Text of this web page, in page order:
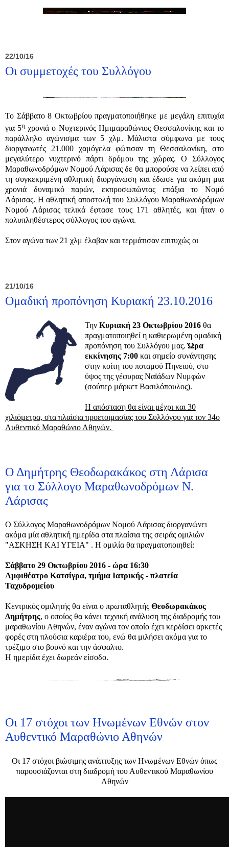
22/10/16
Οι συμμετοχές του Συλλόγου
Το Σάββατο 8 Οκτωβρίου πραγματοποιήθηκε με μεγάλη επιτυχία
για 5η χρονιά ο Νυχτερινός Ημιμαραθώνιος Θεσσαλονίκης και το
παράλληλο αγώνισμα των 5 χλμ. Μάλιστα σύμφωνα με τους
διοργανωτές 21.000 χαμόγελα φώτισαν τη Θεσσαλονίκη, στο
μεγαλύτερο νυχτερινό πάρτι δρόμου της χώρας. Ο Σύλλογος
Μαραθωνοδρόμων Νομού Λάρισας δε θα μπορούσε να λείπει από
τη συγκεκριμένη αθλητική διοργάνωση και έδωσε για ακόμη μια
χρονιά δυναμικό παρών, εκπροσωπώντας επάξια το Νομό
Λάρισας. Η αθλητική αποστολή του Συλλόγου Μαραθωνοδρόμων
Νομού Λάρισας τελικά έφτασε τους 171 αθλητές, και ήταν ο
πολυπληθέστερος σύλλογος του αγώνα.
Στον αγώνα των 21 χλμ έλαβαν και τερμάτισαν επιτυχώς οι
21/10/16
Ομαδική προπόνηση Κυριακή 23.10.2016
Την Κυριακή 23 Οκτωβρίου 2016θα
πραγματοποιηθεί η καθιερωμένη ομαδική
προπόνηση του Συλλόγου μας.Ώρα
εκκίνησης 7:00και σημείο συνάντησης
στην κοίτη του ποταμού Πηνειού, στο
ύψος της γέφυρας Ναϊάδων Νυμφών
(σούπερ μάρκετ Βασιλόπουλος).
Η απόσταση θα είναι μέχρι και 30
χιλιόμετρα, στα πλαίσια προετοιμασίας του Συλλόγου για τον 34ο
Αυθεντικό Μαραθώνιο Αθηνών.
Ο Δημήτρης Θεοδωρακάκος στη Λάρισα
για το Σύλλογο Μαραθωνοδρόμων Ν.
Λάρισας
Ο Σύλλογος Μαραθωνοδρόμων Νομού Λάρισας διοργανώνει
ακόμα μία αθλητική ημερίδα στα πλαίσια της σειράς ομιλιών
"ΑΣΚΗΣΗ ΚΑΙ ΥΓΕΙΑ" . Η ομιλία θα πραγματοποιηθεί:
Σάββατο 29 Οκτωβρίου 2016 - ώρα 16:30
Αμφιθέατρο Κατσίγρα, τμήμα Ιατρικής - πλατεία
Ταχυδρομείου
Κεντρικός ομιλητής θα είναι ο πρωταθλητής Θεοδωρακάκος
Δημήτρης, ο οποίος θα κάνει τεχνική ανάλυση της διαδρομής του
μαραθωνίου Αθηνών, έναν αγώνα τον οποίο έχει κερδίσει αρκετές
φορές στη πλούσια καριέρα του, ενώ θα μιλήσει ακόμα για το
τρέξιμο στο βουνό και την άσφαλτο.
Η ημερίδα έχει δωρεάν είσοδο.
Οι 17 στόχοι των Ηνωμένων Εθνών στον
Αυθεντικό Μαραθώνιο Αθηνών
Οι 17 στόχοι βιώσιμης ανάπτυξης των Ηνωμένων Εθνών όπως
παρουσιάζονται στη διαδρομή του Αυθεντικού Μαραθωνίου
Αθηνών